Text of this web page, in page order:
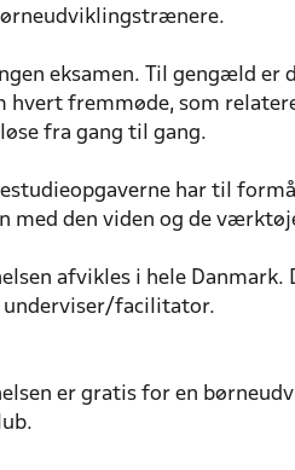
eksamen. Til gengæld
hvert fremmøde, som
fra gang til gang.
har til
med den viden og de
afvikles i hele
underviser/facilitator.
er gratis for en